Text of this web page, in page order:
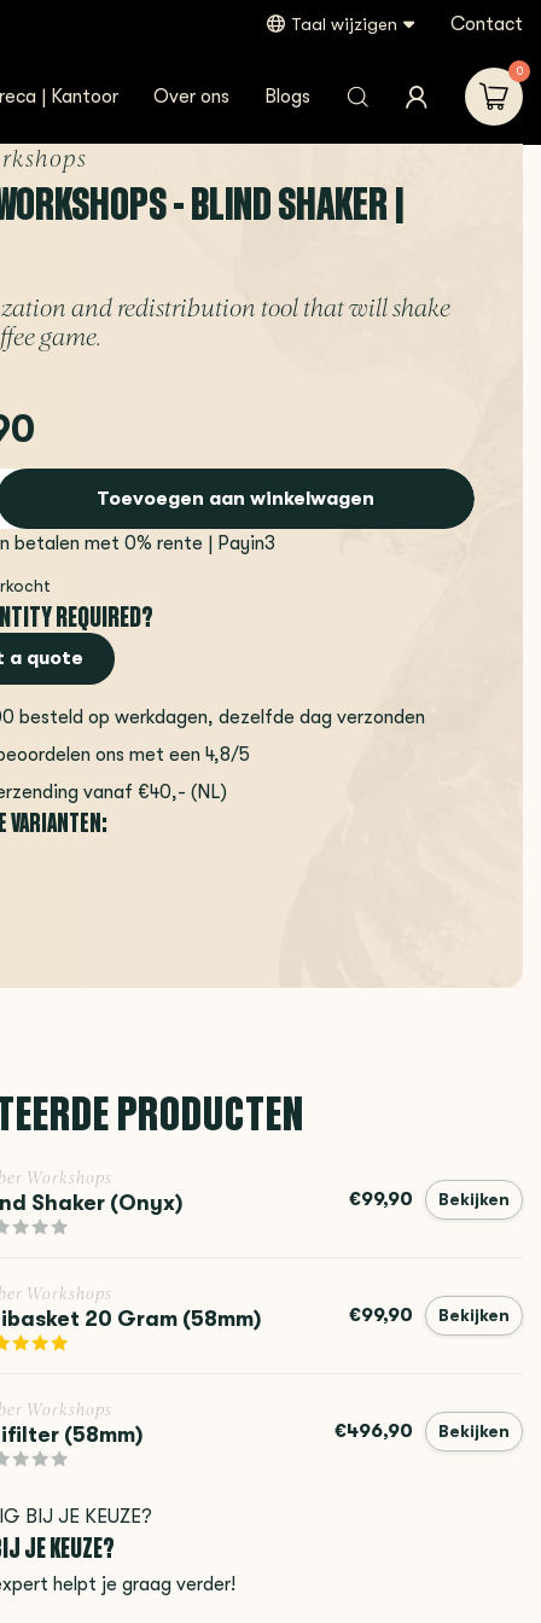
Taal wijzigen Contact
| Kantoor Over ons Blogs
0
- BLIND SHAKER |
and redistribution tool that will shake
game.
Toevoegen aan winkelwagen
betalen met 0% rente | Payin3
REQUIRED?
a quote
besteld op werkdagen, dezelfde dag verzonden
ons met een 4,8/5
vanaf €40,- (NL)
VARIANTEN:
PRODUCTEN
Workshops
Shaker (Onyx) €99,90 Bekijken
Workshops
20 Gram (58mm) €99,90 Bekijken
Workshops
(58mm) €496,90 Bekijken
JE KEUZE?
helpt je graag verder!